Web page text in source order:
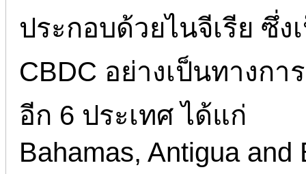
ประกอบด้วยไนจีเรีย ซึ่
CBDC อย่างเป็นทางก
อีก 6 ประเทศ ได้แก่
Bahamas, Antigua